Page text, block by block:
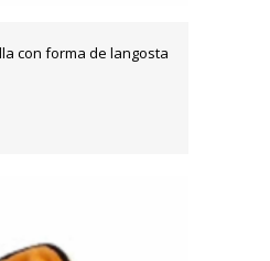
con forma de langosta